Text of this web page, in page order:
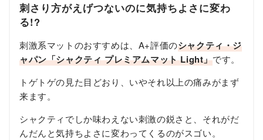
刺さり方がえげつないのに気持ちよさに変わ
る!?
刺激系マットのおすすめは、A+評価のシャクティ・ジ
ャパン「シャクティ プレミアムマット Light」です。
トゲトゲの見た目どおり、いやそれ以上の痛みがまず
来ます。
シャクティでしか味わえない刺激の鋭さと、それがだ
んだんと気持ちよさに変わってくるのがスゴい。